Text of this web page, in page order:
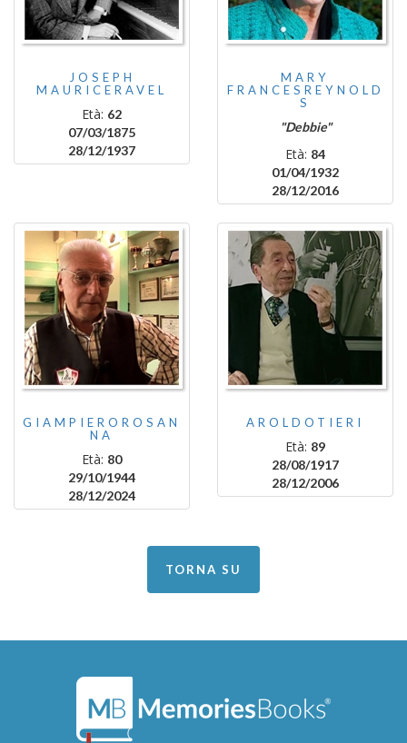
JOSEPH
MAURICERAVEL
Età: 62
07/03/1875
28/12/1937
MARY
FRANCESREYNOLD
S
"Debbie"
Età: 84
01/04/1932
28/12/2016
GIAMPIEROROSAN
NA
Età: 80
29/10/1944
28/12/2024
AROLDOTIERI
Età: 89
28/08/1917
28/12/2006
TORNA SU